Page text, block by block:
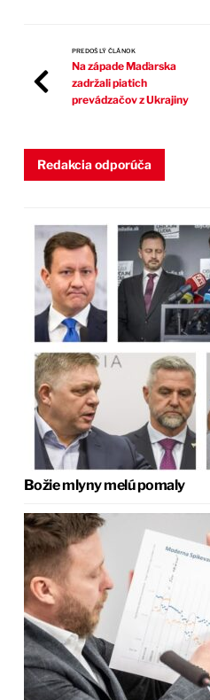
PREDOŠLÝ ČLÁNOK
Na západe Maďarska
zadržali piatich
prevádzačov z Ukrajiny
Redakcia odporúča
Božie mlyny melú pomaly